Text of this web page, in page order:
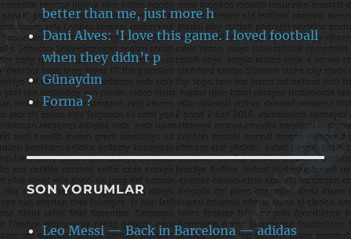
better than me, just more h
Dani Alves: ‘I love this game. I loved football
when they didn’t p
Günaydın
Forma ?
SON YORUMLAR
Leo Messi — Back in Barcelona — adidas